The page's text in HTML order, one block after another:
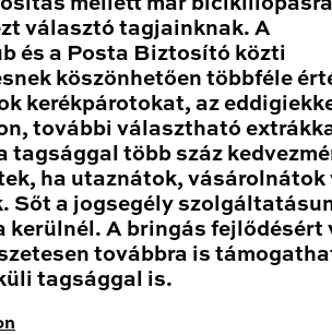
mellett már
választó tagjainknak. A
és a Posta Biztosító közti
köszönhetően többféle
kerékpárotokat, az
további választható
tagsággal több száz
ha utaznátok, vásárolnátok
Sőt a jogsegély
kerülnél. A bringás fejlődésért
továbbra is
tagsággal is.